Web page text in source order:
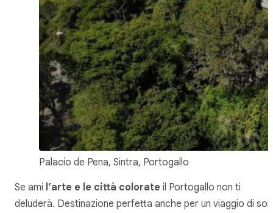
Palacio de Pena, Sintra, Portogallo
Se ami l’arte e le città colorate il Portogallo non ti
deluderà. Destinazione perfetta anche per un viaggio di soli